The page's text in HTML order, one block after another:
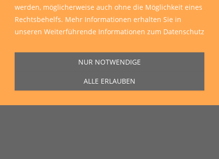
Sie erreichen uns Montag bis Freitag von 11:00 Uhr bis 16:00 Uhr unter
werden, möglicherweise auch ohne die Möglichkeit eines
Rechtsbehelfs. Mehr Informationen erhalten Sie in
unseren Weiterführende Informationen zum Datenschutz
NUR NOTWENDIGE
ALLE ERLAUBEN